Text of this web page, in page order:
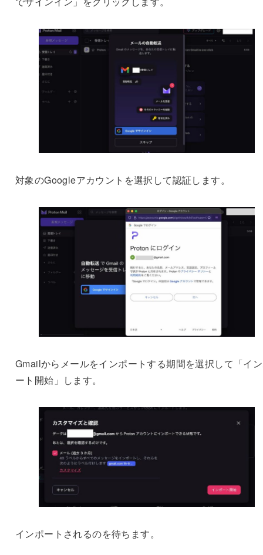
対象のGoogleアカウントを選択して認証します。
Gmailからメールをインポートする期間を選択して「イ
ート開始」します。
インポートされるのを待ちます。